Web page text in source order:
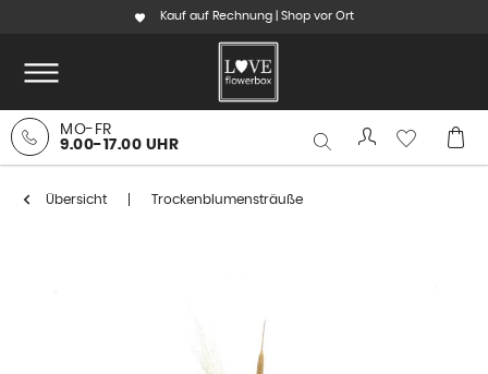
Kauf auf Rechnung | Shop vor Ort
MO-FR
9.00-17.00 UHR
Übersicht Trockenblumensträuße